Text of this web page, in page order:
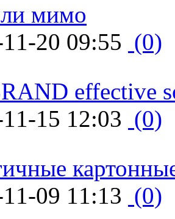
мимо
20 09:55 (0)
effective
15 12:03 (0)
09 11:13 (0)